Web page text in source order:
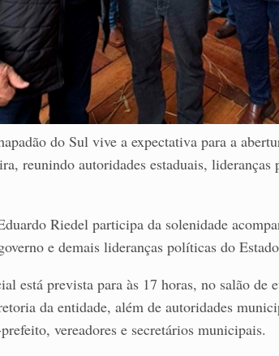
do Sul vive a expectativa para a
reunindo autoridades estaduais,
Riedel participa da solenidade
e demais lideranças políticas do
está prevista para às 17 horas, no salão de
da entidade, além de autoridades
vereadores e secretários municipais.